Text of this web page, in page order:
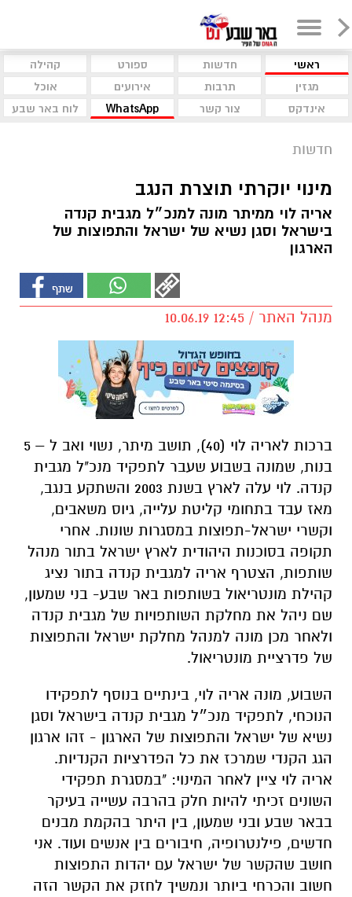
ראשי חדשות ספורט
קהילה
מגזין
תרבות אירועים
אוכל
אינדקס
צור קשר WhatsApp לוח באר שבע
חדשות
מינוי יוקרתי תוצרת הנגב
אריה לוי ממיתר מונה למנכ״ל מגבית קנדה
בישראל וסגן נשיא של ישראל והתפוצות של
הארגון
מנהל האתר / 12:45 10.06.19
ברכות לאריה לוי (40), תושב מיתר, נשוי ואב ל – 5
בנות, שמונה בשבוע שעבר לתפקיד מנכ"ל מגבית
קנדה. לוי עלה לארץ בשנת 2003 והשתקע בנגב,
מאז עבד בתחומי קליטת עלייה, גיוס משאבים,
וקשרי ישראל-תפוצות במסגרות שונות. אחרי
תקופה בסוכנות היהודית לארץ ישראל בתור מנהל
שותפות, הצטרף אריה למגבית קנדה בתור נציג
קהילת מונטריאול בשותפות באר שבע- בני שמעון,
שם ניהל את מחלקת השותפויות של מגבית קנדה
ולאחר מכן מונה למנהל מחלקת ישראל והתפוצות
של פדרציית מונטריאול.
השבוע, מונה אריה לוי, בינתיים בנוסף לתפקידו
הנוכחי, לתפקיד מנכ״ל מגבית קנדה בישראל וסגן
נשיא של ישראל והתפוצות של הארגון - זהו ארגון
הגג הקנדי שמרכז את כל הפדרציות הקנדיות.
אריה לוי ציין לאחר המינוי: "במסגרת תפקידי
השונים זכיתי להיות חלק בהרבה עשייה בעיקר
בבאר שבע ובני שמעון, בין היתר בהקמת מבנים
חדשים, פילנטרופיה, חיבורים בין אנשים ועוד. אני
חושב שהקשר של ישראל עם יהדות התפוצות
חשוב והכרחי ביותר ונמשיך לחזק את הקשר הזה